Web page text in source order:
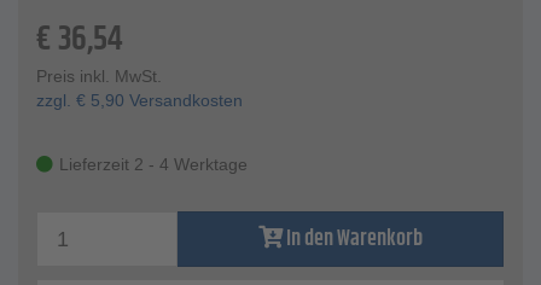
€36,54
Preis inkl. MwSt.
zzgl. € 5,90 Versandkosten
Lieferzeit 2 - 4 Werktage
In den Warenkorb